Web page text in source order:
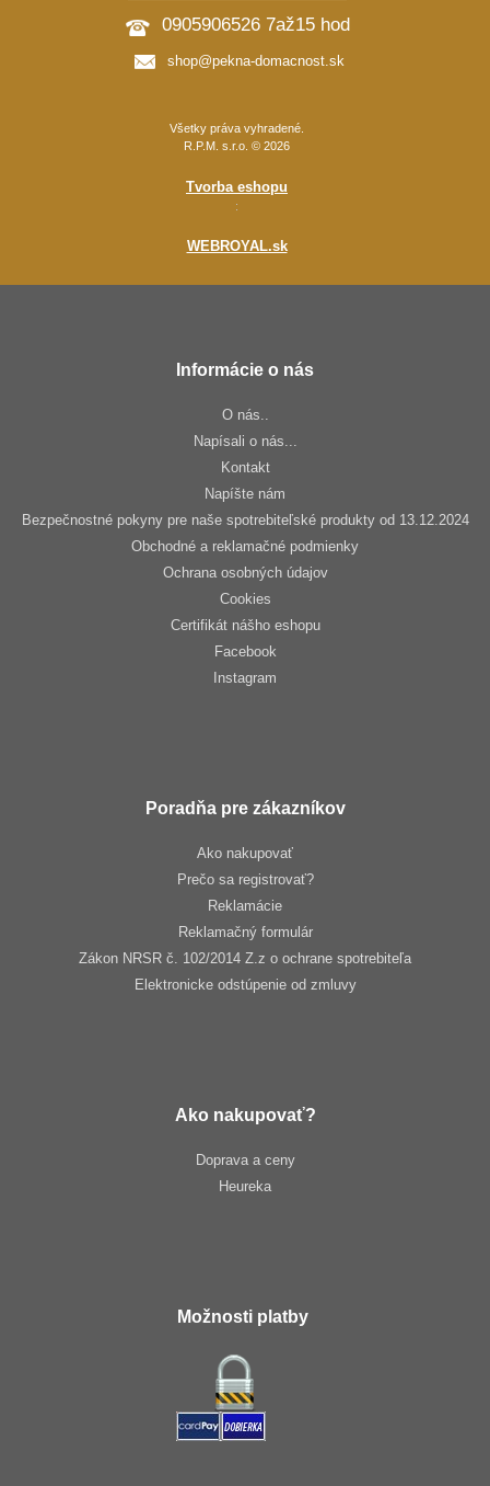
0905906526 7až15 hod
shop@pekna-domacnost.sk
Všetky práva vyhradené.
R.P.M. s.r.o. © 2026
Tvorba eshopu
:
WEBROYAL.sk
Informácie o nás
O nás..
Napísali o nás...
Kontakt
Napíšte nám
Bezpečnostné pokyny pre naše spotrebiteľské produkty od 13.12.2024
Obchodné a reklamačné podmienky
Ochrana osobných údajov
Cookies
Certifikát nášho eshopu
Facebook
Instagram
Poradňa pre zákazníkov
Ako nakupovať
Prečo sa registrovať?
Reklamácie
Reklamačný formulár
Zákon NRSR č. 102/2014 Z.z o ochrane spotrebiteľa
Elektronicke odstúpenie od zmluvy
Ako nakupovať?
Doprava a ceny
Heureka
Možnosti platby